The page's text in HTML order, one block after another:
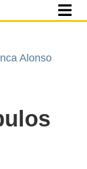
Alonso